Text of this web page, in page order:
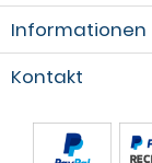
Informationen
Kontakt